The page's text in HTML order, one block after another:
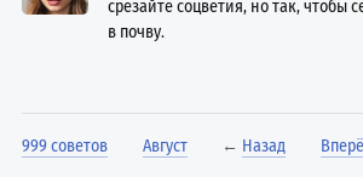
срезайте соцветия, но так, чтобы
в почву.
999 советов Август ← Назад